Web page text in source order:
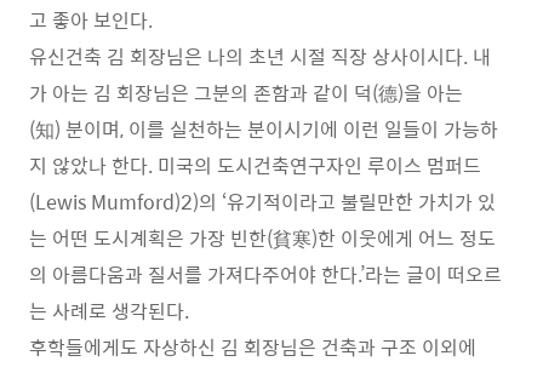
고 좋아 보인다.
유신건축 김 회장님은 나의 초년 시절 직장 상사이시다. 내
가 아는 김 회장님은 그분의 존함과 같이 덕(德)을 아는
(知) 분이며, 이를 실천하는 분이시기에 이런 일들이 가능하
지 않았나 한다. 미국의 도시건축연구자인 루이스 멈퍼드
(Lewis Mumford)2)의 ‘유기적이라고 불릴만한 가치가 있
는 어떤 도시계획은 가장 빈한(貧寒)한 이웃에게 어느 정도
의 아름다움과 질서를 가져다주어야 한다.’라는 글이 떠오르
는 사례로 생각된다.
후학들에게도 자상하신 김 회장님은 건축과 구조 이외에